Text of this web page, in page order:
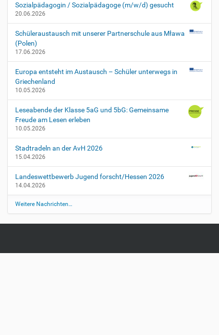
Sozialpädagogin / Sozialpädagoge (m/w/d) gesucht
20.06.2026
Schüleraustausch mit unserer Partnerschule aus Mława
(Polen)
17.06.2026
Europa entsteht im Austausch – Schüler unterwegs in
Griechenland
10.05.2026
Leseabende der Klasse 5aG und 5bG: Gemeinsame
Freude am Lesen erleben
10.05.2026
Stadtradeln an der AvH 2026
15.04.2026
Landeswettbewerb Jugend forscht/Hessen 2026
14.04.2026
Weitere Nachrichten…